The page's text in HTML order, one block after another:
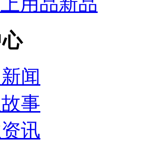
闻
事
讯